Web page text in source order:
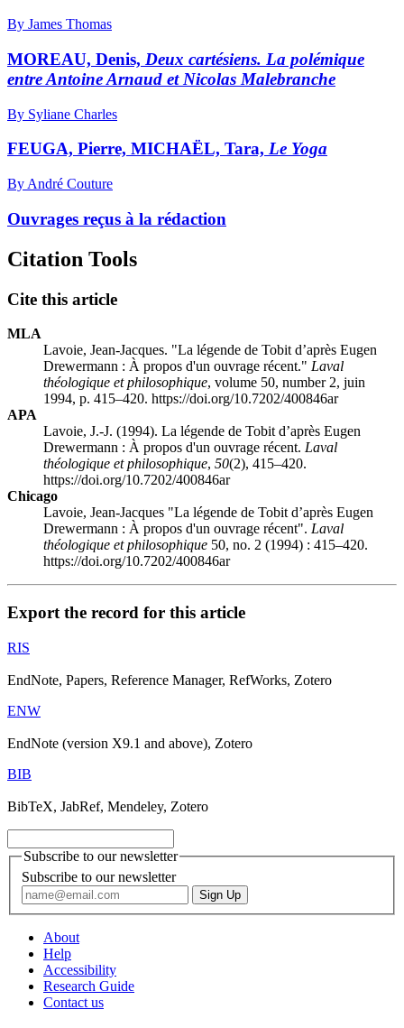
By James Thomas
MOREAU, Denis, Deux cartésiens. La polémique
entre Antoine Arnaud et Nicolas Malebranche
By Syliane Charles
FEUGA, Pierre, MICHAËL, Tara, Le Yoga
By André Couture
Ouvrages reçus à la rédaction
Citation Tools
Cite this article
MLA
Lavoie, Jean-Jacques. "La légende de Tobit d’après Eugen
Drewermann : À propos d'un ouvrage récent." Laval
théologique et philosophique, volume 50, number 2, juin
1994, p. 415–420. https://doi.org/10.7202/400846ar
APA
Lavoie, J.-J. (1994). La légende de Tobit d’après Eugen
Drewermann : À propos d'un ouvrage récent. Laval
théologique et philosophique, 50(2), 415–420.
https://doi.org/10.7202/400846ar
Chicago
Lavoie, Jean-Jacques "La légende de Tobit d’après Eugen
Drewermann : À propos d'un ouvrage récent". Laval
théologique et philosophique 50, no. 2 (1994) : 415–420.
https://doi.org/10.7202/400846ar
Export the record for this article
RIS
EndNote, Papers, Reference Manager, RefWorks, Zotero
ENW
EndNote (version X9.1 and above), Zotero
BIB
BibTeX, JabRef, Mendeley, Zotero
Subscribe to our newsletter
Subscribe to our newsletter
About
Help
Accessibility
Research Guide
Contact us